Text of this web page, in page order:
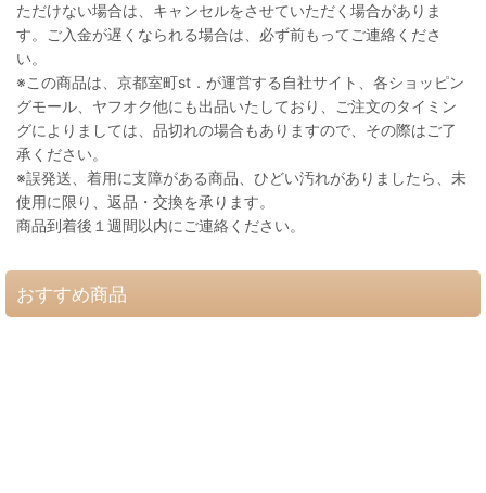
ただけない場合は、キャンセルをさせていただく場合がありま
す。ご入金が遅くなられる場合は、必ず前もってご連絡くださ
い。
※この商品は、京都室町st．が運営する自社サイト、各ショッピン
グモール、ヤフオク他にも出品いたしており、ご注文のタイミン
グによりましては、品切れの場合もありますので、その際はご了
承ください。
※誤発送、着用に支障がある商品、ひどい汚れがありましたら、未
使用に限り、返品・交換を承ります。
商品到着後１週間以内にご連絡ください。
おすすめ商品